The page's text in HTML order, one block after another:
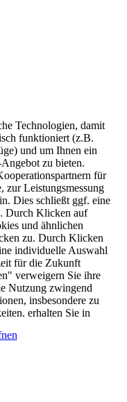
Technologien, damit
funktioniert (z.B.
und um Ihnen ein
zu bieten.
für
zur Leistungsmessung
Dies schließt ggf. eine
Durch Klicken auf
und ähnlichen
zu. Durch Klicken
individuelle Auswahl
für die Zukunft
verweigern Sie ihre
Nutzung zwingend
insbesondere zu
erhalten Sie in